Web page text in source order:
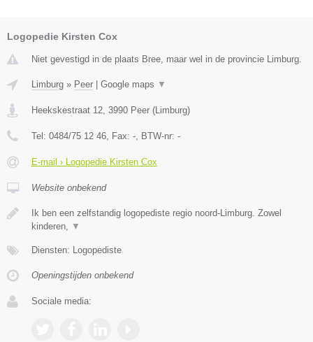
Logopedie Kirsten Cox
Niet gevestigd in de plaats Bree, maar wel in de provincie Limburg.
Limburg » Peer Google maps ▼
Heekskestraat 12, 3990 Peer (Limburg)
Tel: 0484/75 12 46, Fax: -, BTW-nr: -
E-mail › Logopedie Kirsten Cox
Website onbekend
Ik ben een zelfstandig logopediste regio noord-Limburg. Zowel
kinderen, ▼
Diensten: Logopediste
Openingstijden onbekend
Sociale media: